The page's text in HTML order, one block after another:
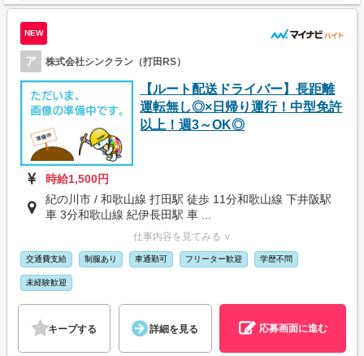
NEW
ア 株式会社シンクラン（打田RS）
【ルート配送ドライバー】長距離
運転無し◎×日帰り運行！中型免許
以上！週3～OK◎
時給1,500円
紀の川市 / 和歌山線 打田駅 徒歩 11分和歌山線 下井阪駅
車 3分和歌山線 紀伊長田駅 車 ...
仕事内容を見てみる ∨
交通費支給 制服あり 車通勤可 フリーター歓迎 学歴不問
未経験歓迎
キープする 詳細を見る 応募画面に進む